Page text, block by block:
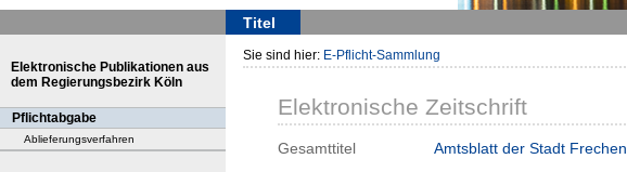
Titel
Elektronische Publikationen aus
dem Regierungsbezirk Köln
Pflichtabgabe
Ablieferungsverfahren
Sie sind hier: E-Pflicht-Sammlung
Elektronische Zeitschrift
Gesamttitel
Amtsblatt der Stadt Frechen